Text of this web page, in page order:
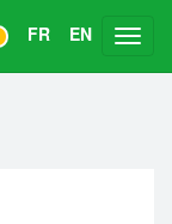
FR EN